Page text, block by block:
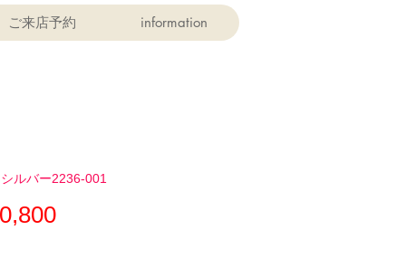
ご来店予約 information
ルバー2236-001
価